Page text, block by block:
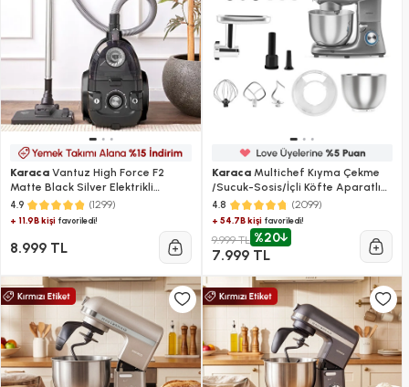
Karaca Vantuz High Force F2
Matte Black Silver Elektrikli
Süpürge
4.9 (1299)
+ 11.9B kişi favoriledi!
8.999 TL
KaracaMultichef Kıyma Çekme
/Sucuk-Sosis/İçli Köfte Aparatlı
Hamur Yoğurma Makinesi Antrasit
1900W 5,5L
4.8 (2099)
+ 54.7B kişifavoriledi!
9.999 TL %20
7.999 TL